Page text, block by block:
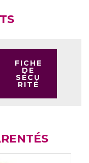
FICHE
DE
SÉCU
RITÉ